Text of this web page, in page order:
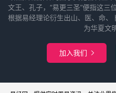
文王、孔子，“易更三圣”便指这三
根据易经理论衍生出山、医、命、
为华夏文
加入我们 